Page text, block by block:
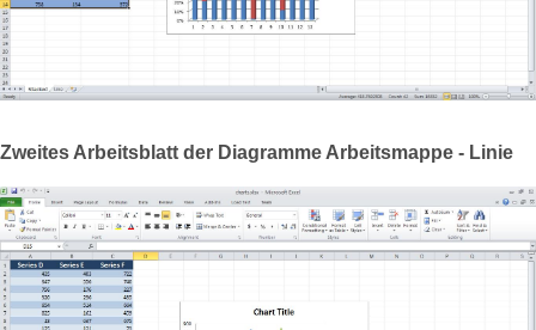
Zweites Arbeitsblatt der Diagramme Arbeitsmappe - Linie